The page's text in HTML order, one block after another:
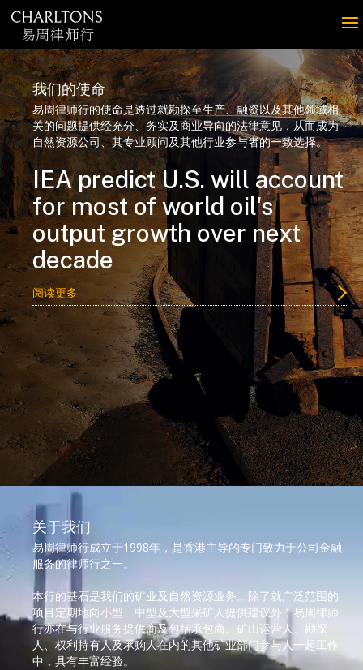
我们的使命
易周律师行的使命是透过就勘探至生产、融资以及其他领域相
关的问题提供经充分、务实及商业导向的法律意见，从而成为
自然资源公司、其专业顾问及其他行业参与者的一致选择。
IEA predict U.S. will account
for most of world oil's
output growth over next
decade
阅读更多
播
放
器
关于我们
易周律师行成立于1998年，是香港主导的专门致力于公司金融
服务的律师行之一。
本行的基石是我们的矿业及自然资源业务。除了就广泛范围的
项目定期地向小型、中型及大型采矿人提供建议外，易周律师
行亦在与行业服务提供商及包括承包商、矿山运营人、勘探
人、权利持有人及承购人在内的其他矿业部门参与人一起工作
中，具有丰富经验。